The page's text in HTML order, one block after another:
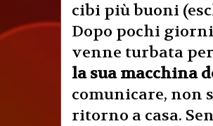
cibi più buoni
Dopo pochi
venne turbata
la sua macchina
comunicare, non
ritorno a casa.